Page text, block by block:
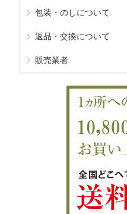
包装・のしについて
返品・交換について
販売業者